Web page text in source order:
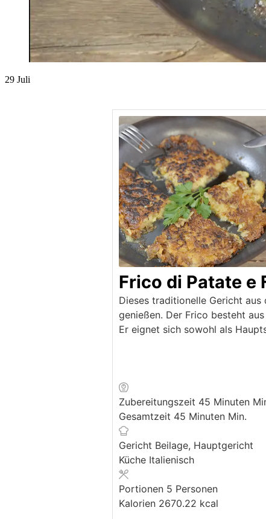
29 Juli
Frico di Patate e
Dieses traditionelle Gericht
genießen. Der Frico besteht
Er eignet sich sowohl als
Zubereitungszeit 45 Minuten
Gesamtzeit 45 Minuten Min.
Gericht Beilage, Hauptgericht
Küche Italienisch
Portionen 5 Personen
Kalorien 2670.22 kcal